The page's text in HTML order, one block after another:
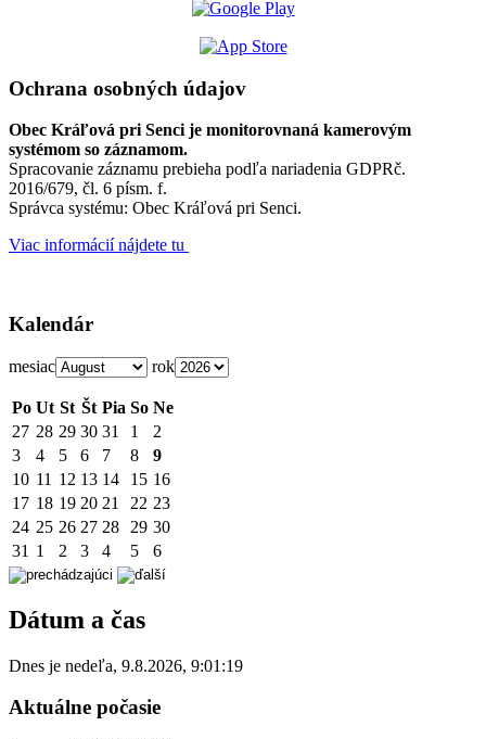
Ochrana osobných údajov
Obec Kráľová pri Senci je monitorovnaná kamerovým
systémom so záznamom.
Spracovanie záznamu prebieha podľa nariadenia GDPRč.
2016/679, čl. 6 písm. f.
Správca systému: Obec Kráľová pri Senci.
Viac informácií nájdete tu
Kalendár
mesiac rok
Po Ut St Št Pia So Ne
27 28 29 30 31 1
2
3
4 5 6 7 8
9
10 11 12 13 14 15 16
17 18 19 20 21 22 23
24 25 26 27 28 29 30
31 1 2 3 4 5 6
Dátum a čas
Dnes je nedeľa, 9.8.2026, 9:01:19
Aktuálne počasie